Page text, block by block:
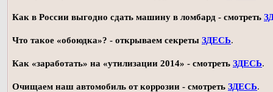
Как в России выгодно сдать машину в ломбард - смотреть
Что такое «обоюдка»? - открываем секреты ЗДЕСЬ.
Как «заработать» на «утилизации 2014» - смотреть ЗДЕСЬ.
Очищаем наш автомобиль от коррозии - смотреть ЗДЕСЬ.